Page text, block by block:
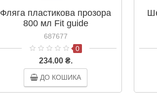
Фляга пластикова прозора
800 мл Fit guide
687677
0
234.00 ₴.
ДО КОШИКА